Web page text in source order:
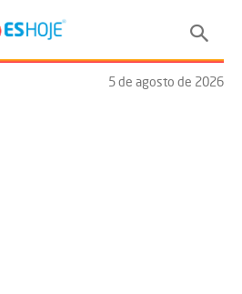
5 de agosto de 2026